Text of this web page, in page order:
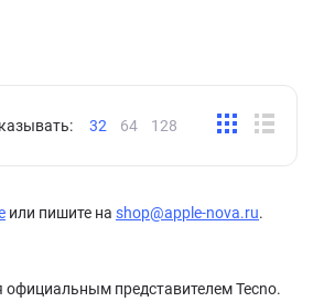
32 64 128
или пишите на shop@apple-nova.ru.
представителем Tecno.